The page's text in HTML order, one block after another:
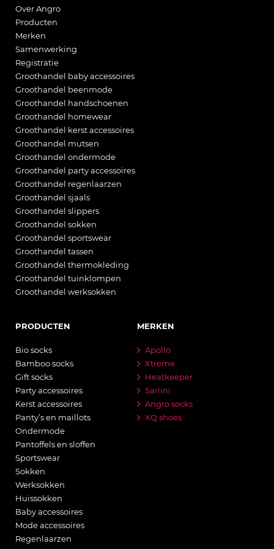
Over Angro
Producten
Merken
Samenwerking
Registratie
Groothandel baby accessoires
Groothandel beenmode
Groothandel handschoenen
Groothandel homewear
Groothandel kerst accessoires
Groothandel mutsen
Groothandel ondermode
Groothandel party accessoires
Groothandel regenlaarzen
Groothandel sjaals
Groothandel slippers
Groothandel sokken
Groothandel sportswear
Groothandel tassen
Groothandel thermokleding
Groothandel tuinklompen
Groothandel werksokken
PRODUCTEN
Bio socks
Bamboo socks
Gift socks
Party accessoires
Kerst accessoires
Panty’s en maillots
Ondermode
Pantoffels en sloffen
Sportswear
Sokken
Werksokken
Huissokken
Baby accessoires
Mode accessoires
Regenlaarzen
MERKEN
Apollo
Xtreme
Heatkeeper
Sarlini
Angro socks
XQ shoes